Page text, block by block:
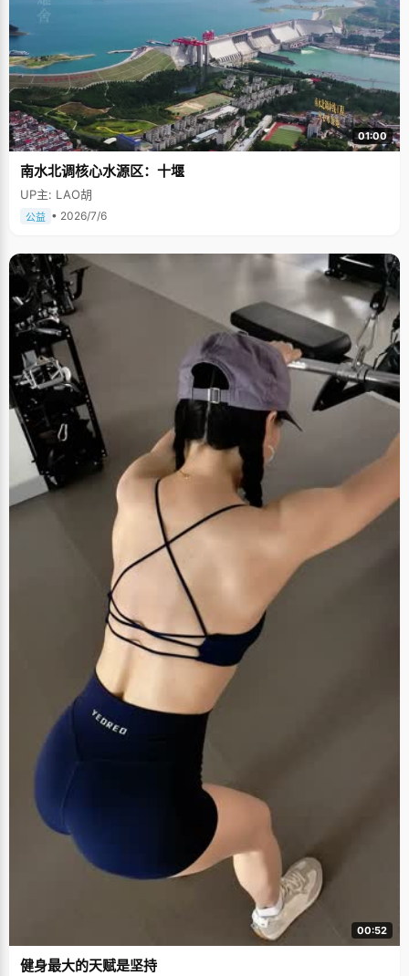
01:00
南水北调核心水源区：十堰
UP主: LAO胡
公益 • 2026/7/6
00:52
健身最大的天赋是坚持